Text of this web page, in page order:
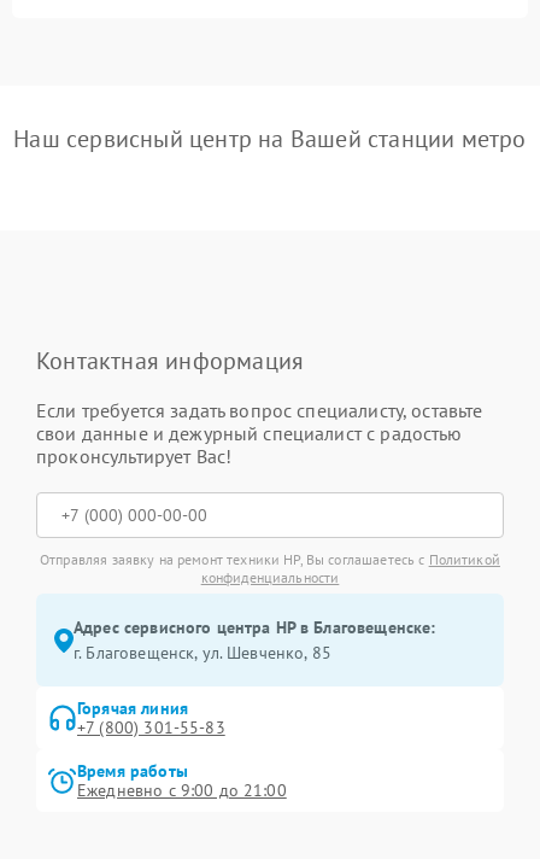
Наш сервисный центр на Вашей станции метро
Контактная информация
Если требуется задать вопрос специалисту, оставьте
свои данные и дежурный специалист с радостью
проконсультирует Вас!
Отправляя заявку на ремонт техники HP, Вы соглашаетесь с Политикой
конфиденциальности
Адрес сервисного центра HP в Благовещенске:
г. Благовещенск, ул. Шевченко, 85
Горячая линия
+7 (800) 301-55-83
Время работы
Ежедневно с 9:00 до 21:00